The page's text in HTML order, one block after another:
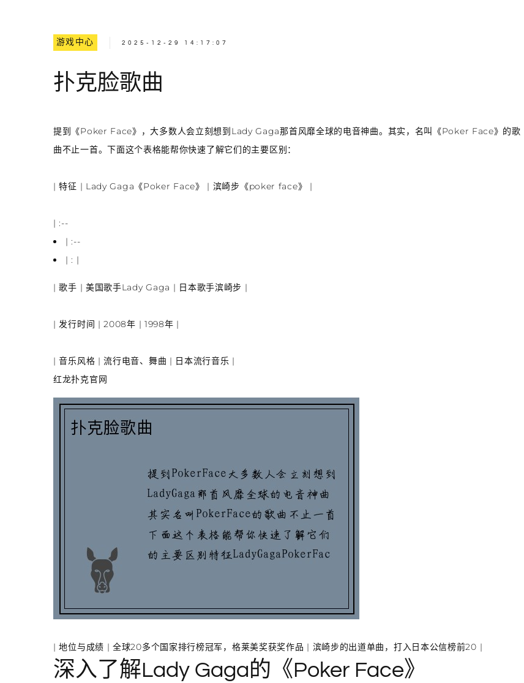
游戏中心 2025-12-29 14:17:07
扑克脸歌曲
提到《Poker Face》，大多数人会立刻想到Lady Gaga那首风靡全球的电音神曲。其实，名叫《Poker Face》的歌
曲不止一首。下面这个表格能帮你快速了解它们的主要区别：
| 特征 | Lady Gaga《Poker Face》 | 滨崎步《poker face》 |
| :--
| :--
| : |
|歌手 | 美国歌手Lady Gaga | 日本歌手滨崎步 |
|发行时间 | 2008年 | 1998年 |
|音乐风格 | 流行电音、舞曲 | 日本流行音乐 |
红龙扑克官网
|地位与成绩 | 全球20多个国家排行榜冠军，格莱美奖获奖作品 | 滨崎步的出道单曲 ，打入日本公信榜前20 |
深入了解Lady Gaga的《Poker Face》